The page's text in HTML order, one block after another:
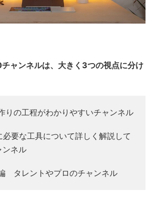
ャンネルは、大きく3つの視点に分け
りの工程がわかりやすいチャンネル
必要な工具について詳しく解説して
ンネル
タレントやプロのチャンネル